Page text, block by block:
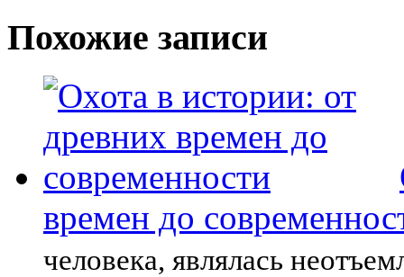
Похожие записи
времен до
человека, являлась